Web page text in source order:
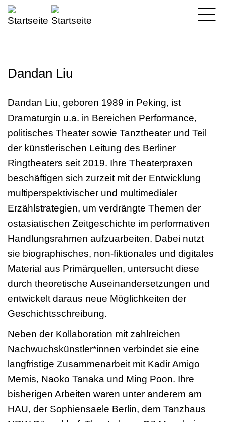
Direkt
Dandan Liu
Dandan Liu, geboren 1989 in Peking, ist
Dramaturgin u.a. in Bereichen Performance,
politisches Theater sowie Tanztheater und Teil
der künstlerischen Leitung des Berliner
Ringtheaters seit 2019. Ihre Theaterpraxen
beschäftigen sich zurzeit mit der Entwicklung
multiperspektivischer und multimedialer
Erzählstrategien, um verdrängte Themen der
ostasiatischen Zeitgeschichte im performativen
Handlungsrahmen aufzuarbeiten. Dabei nutzt
sie biographisches, non-fiktionales und digitales
Material aus Primärquellen, untersucht diese
durch theoretische Auseinandersetzungen und
entwickelt daraus neue Möglichkeiten der
Geschichtsschreibung.
Neben der Kollaboration mit zahlreichen
Nachwuchskünstler*innen verbindet sie eine
langfristige Zusammenarbeit mit Kadir Amigo
Memis, Naoko Tanaka und Ming Poon. Ihre
bisherigen Arbeiten waren unter anderem am
HAU, der Sophiensaele Berlin, dem Tanzhaus